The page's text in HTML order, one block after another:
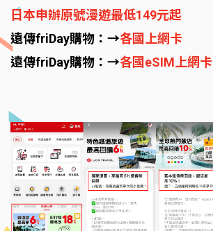
日本申辦原號漫遊最低149元起
遠傳friDay購物：→各國上網卡
遠傳friDay購物：→各國eSIM上網卡